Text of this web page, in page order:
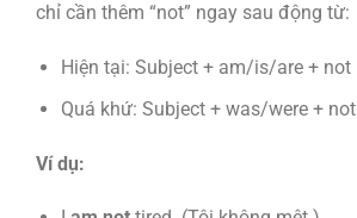
chỉ cần thêm “not” ngay sau động từ:
Hiện tại: Subject + am/is/are + not
Quá khứ: Subject + was/were + not
Ví dụ: